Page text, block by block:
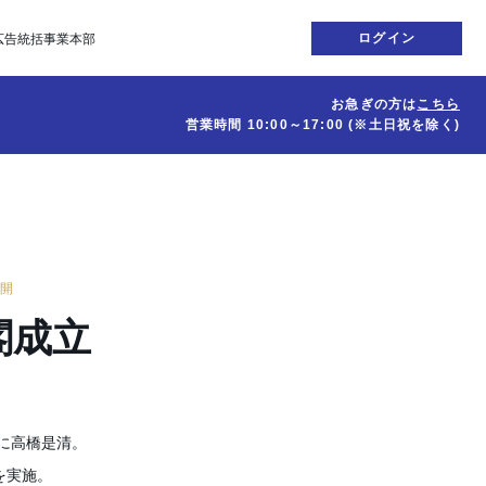
告統括事業本部 ログイン
お急ぎの方はこちら
営業時間 10:00～17:00(※土日祝を除く)
成立
高橋是清。
施。